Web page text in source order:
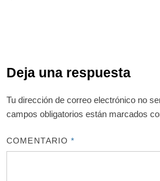
Deja una respuesta
Tu dirección de correo electrónico no
campos obligatorios están marcados
COMENTARIO*